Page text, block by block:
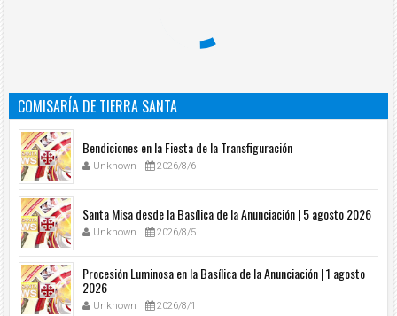
COMISARÍA DE TIERRA SANTA
Bendiciones en la Fiesta de la Transfiguración
Unknown 2026/8/6
Santa Misa desde la Basílica de la Anunciación | 5 agosto 2026
Unknown 2026/8/5
Procesión Luminosa en la Basílica de la Anunciación | 1 agosto
2026
Unknown 2026/8/1